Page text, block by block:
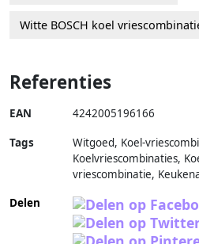
Witte BOSCH koel
Referenties
EAN 4242005196166
Tags
Witgoed, Koel-
Koelvriescombinaties,
vriescombinatie,
Delen